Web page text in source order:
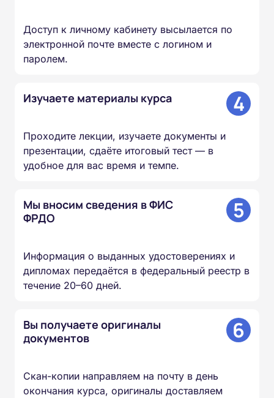
Доступ к личному кабинету высылается по
электронной почте вместе с логином и
паролем.
Изучаете материалы курса 4
Проходите лекции, изучаете документы и
презентации, сдаёте итоговый тест — в
удобное для вас время и темпе.
Мы вносим сведения в ФИС
ФРДО
5
Информация о выданных удостоверениях и
дипломах передаётся в федеральный реестр в
течение 20–60 дней.
Вы получаете оригиналы
документов
6
Скан-копии направляем на почту в день
окончания курса, оригиналы доставляем